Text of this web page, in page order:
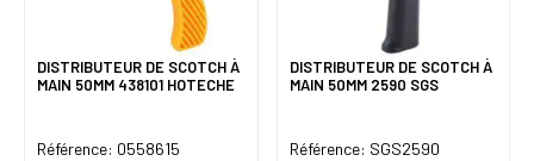
DISTRIBUTEUR DE SCOTCH À
MAIN 50MM 438101 HOTECHE
Référence: 0558615
DISTRIBUTEUR DE SCOTCH À
MAIN 50MM 2590 SGS
Référence: SGS2590